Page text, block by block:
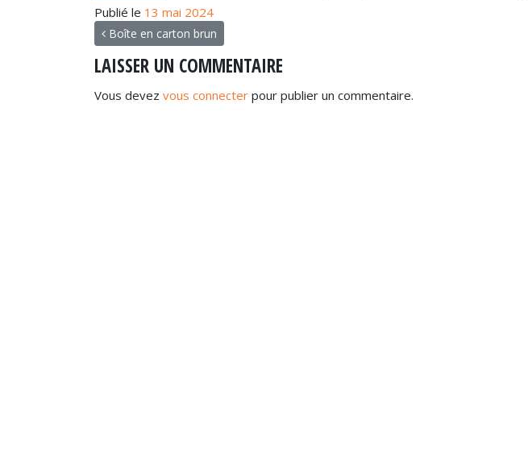
Publié le 13 mai 2024
NAVIGATION
Boîte en carton brun
LAISSER UN COMMENTAIRE
Vous devez vous connecter pour publier un commentaire.